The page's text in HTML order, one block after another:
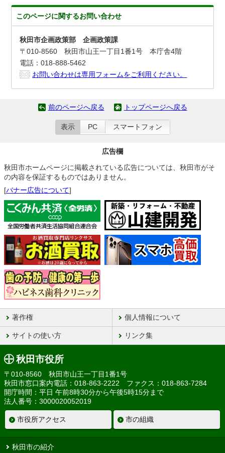
このページに関するお問い合わせ
秋田市企画政策部 企画政策課
〒010-8560 秋田市山王一丁目1番1号 本庁舎4階
電話：018-888-5462
お問い合わせは専用フォームをご利用ください。
前のページへ戻る トップページへ戻る
表示 PC スマートフォン
広告欄
秋田市ホームページに掲載されている広告については、秋田市がそ
の内容を保証するものではありません。
[バナー広告について]
著作権 個人情報について
サイトの使い方 リンク集
秋田市役所
〒010-8560 秋田市山王一丁目1番1号
秋田市窓口案内電話：018-863-2222 ファクス：018-863-7284
開庁時間：平日 午前8時30分から午後5時15分まで
法人番号：3000020052019
市役所アクセス 市の組織
秋田市の紹介